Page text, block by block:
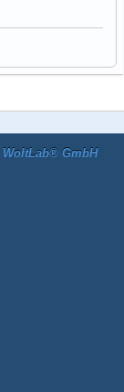
WoltLab® GmbH